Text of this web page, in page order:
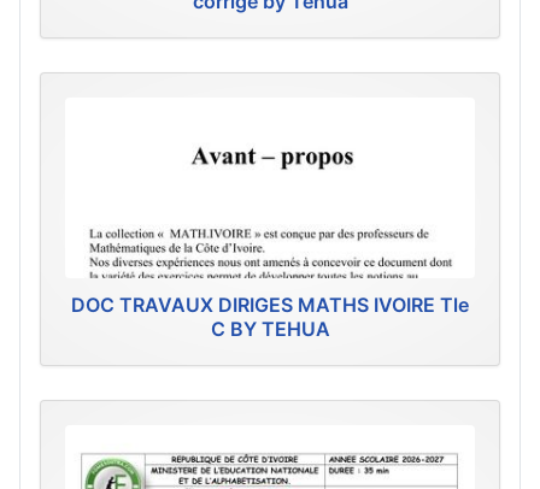
DOC TRAVAUX DIRIGES MATHS IVOIRE Tle
C BY TEHUA